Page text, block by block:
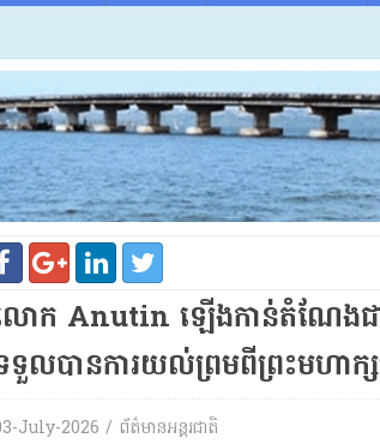
» ឃា
ោក Anutin ឡើងកាន់តំណែងជា
ទួលបានការយល់ព្រមពីព្រះមហាក្សត្
July-2026 / ព័ត៌មានអន្តរជាតិ